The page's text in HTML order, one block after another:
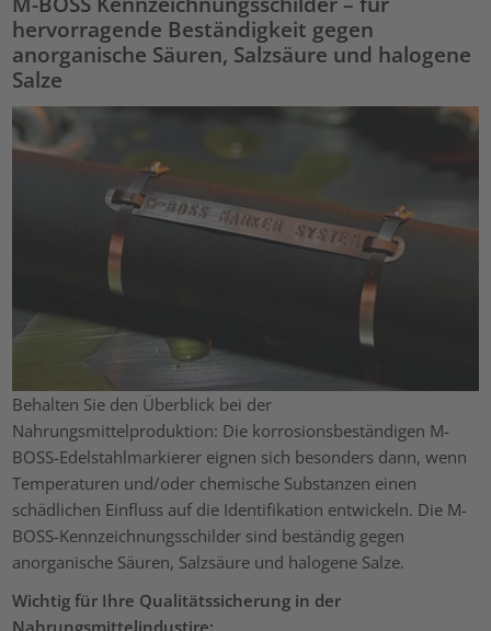
hervorragende Beständigkeit gegen
anorganische Säuren, Salzsäure und halogene
Salze
Behalten Sie den Überblick bei der
Nahrungsmittelproduktion: Die korrosionsbeständigen M-
BOSS-Edelstahlmarkierer eignen sich besonders dann, wenn
Temperaturen und/oder chemische Substanzen einen
schädlichen Einfluss auf die Identifikation entwickeln. Die M-
BOSS-Kennzeichnungsschilder sind beständig gegen
anorganische Säuren, Salzsäure und halogene Salze.
Wichtig für Ihre Qualitätssicherung in der